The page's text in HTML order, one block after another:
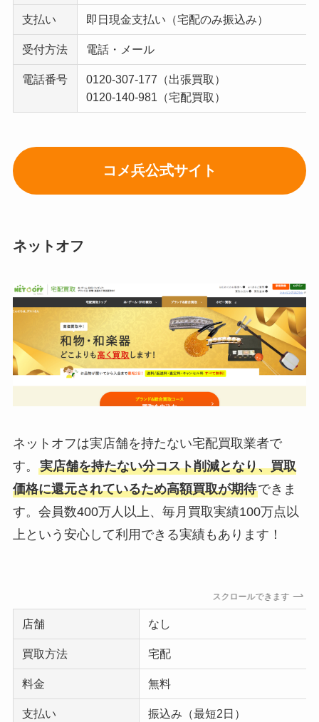
支払い 即日現金支払い（宅配のみ振込み）
受付方法 電話・メール
電話番号
0120-307-177（出張買取）
0120-140-981（宅配買取）
コメ兵公式サイト
ネットオフ
ネットオフは実店舗を持たない宅配買取業者で
す。 実店舗を持たない分コスト削減となり、買取
価格に還元されているため高額買取が期待できま
す。会員数400万人以上、毎月買取実績100万点以
上という安心して利用できる実績もあります！
スクロールできます
店舗 なし
買取方法 宅配
料金 無料
支払い 振込み（最短2日）